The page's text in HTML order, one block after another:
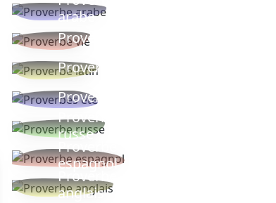
arabe
Proverbe vie
Proverbe latin
Proverbes ete
Proverbe
russe
Proverbe
espagnol
Proverbe
anglais